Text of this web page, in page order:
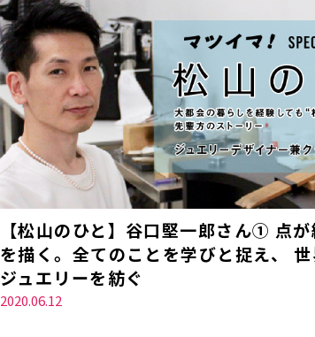
【松山のひと】谷口堅一郎さん① 点
を描く。全てのことを学びと捉え、
ジュエリーを紡ぐ
2020.06.12